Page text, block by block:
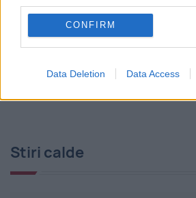
CONFIRM
Data Deletion Data Access
Stiri calde